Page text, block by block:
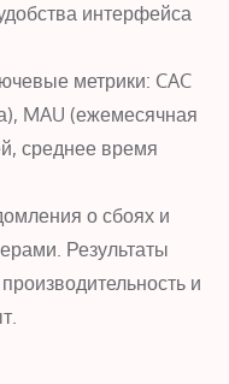
интерфейса
метрики: CAC
MAU (ежемесячная
среднее время
о сбоях и
Результаты
и